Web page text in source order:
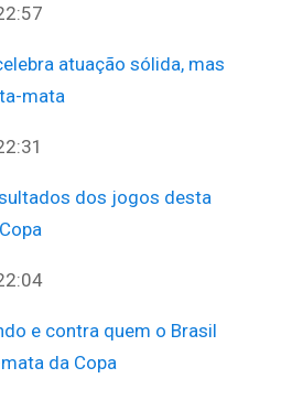
atuação sólida, mas
mata
dos jogos desta
e contra quem o Brasil
da Copa